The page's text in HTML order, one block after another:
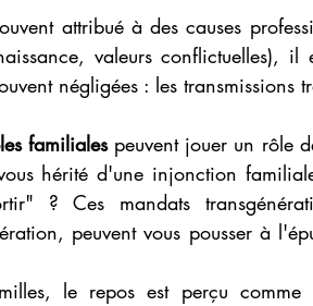
attribué à des causes
valeurs conflictuelles), il
négligées : les transmissions
familiales peuvent jouer un rôle
hérité d'une injonction
? Ces mandats
peuvent vous pousser à
le repos est perçu